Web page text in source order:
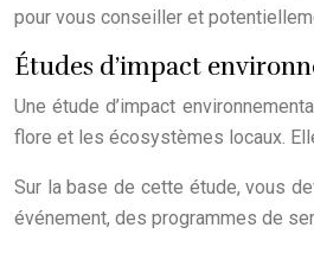
pour vous conseiller et
Études d’impact
Une étude d’impact
flore et les écosystèmes locaux.
Sur la base de cette étude, vous
événement, des programmes de